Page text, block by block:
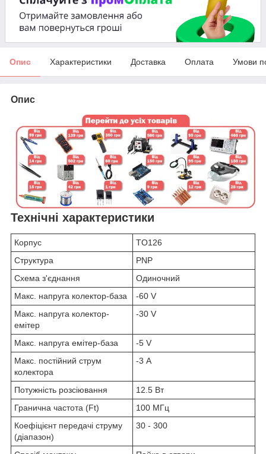
Опис Характеристики Доставка Оплата Умови
Опис
Технічні характеристики
Корпус
TO126
Структура
PNP
Схема з'єднання
Одиночний
Макс. напруга колектор-база
-60 V
Макс. напруга колектор-
емітер
-30 V
Макс. напруга емітер-база
-5 V
Макс. постійний струм
колектора
-3 А
Потужність розсіювання
12.5 Вт
Гранична частота (Ft)
100 МГц
Коефіцієнт передачі струму
(діапазон)
30 - 300